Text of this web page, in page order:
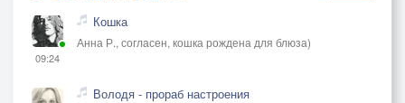
09:24
Кошка
Анна Р., согласен, кошка рождена для блюза)
Володя - прораб настроения